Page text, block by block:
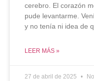
cerebro. El corazón
pude levantarme.
y no tenía ni idea de
LEER MÁS »
27 de abril de 2025